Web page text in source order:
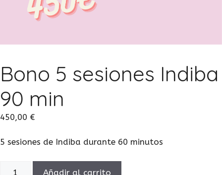
Bono 5 sesiones Indiba
90 min
450,00 €
5 sesiones de Indiba durante 60 minutos
Añadir al carrito